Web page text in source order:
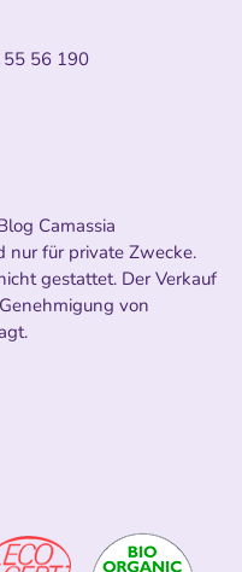
56 190
Camassia
nur für private Zwecke.
gestattet. Der Verkauf
von